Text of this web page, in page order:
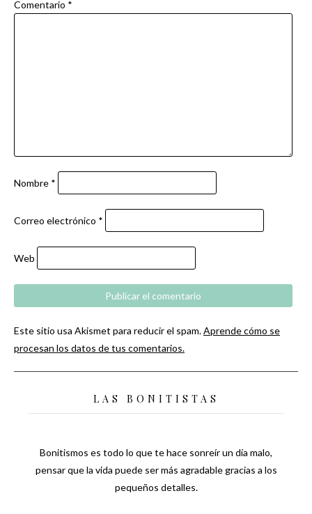
Comentario *
Nombre *
Correo electrónico *
Web
Este sitio usa Akismet para reducir el spam.Aprende cómo se
procesan los datos de tus comentarios.
LAS BONITISTAS
Bonitismos es todo lo que te hace sonreír un día malo,
pensar que la vida puede ser más agradable gracias a los
pequeños detalles.